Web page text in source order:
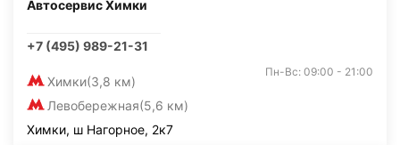
Автосервис Химки
+7 (495) 989-21-31
Химки(3,8 км)
Левобережная(5,6 км)
Пн-Вс: 09:00 - 21:00
Химки, ш Нагорное, 2к7